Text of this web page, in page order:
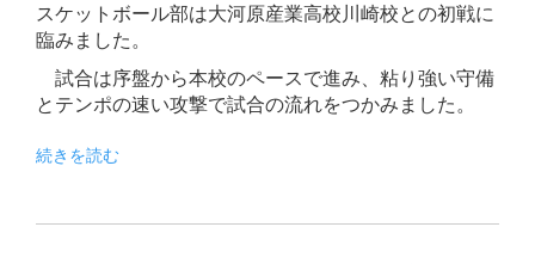
スケットボール部は大河原産業高校川崎校との初戦に
臨みました。
試合は序盤から本校のペースで進み、粘り強い守備
とテンポの速い攻撃で試合の流れをつかみました。
続きを読む